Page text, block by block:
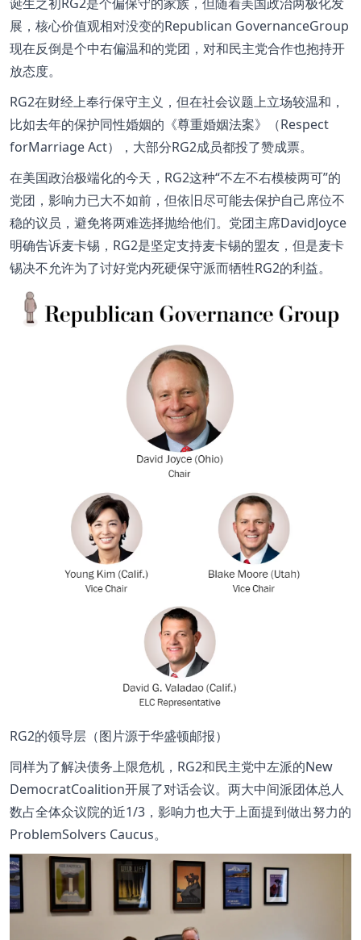
展，核心价值观相对没变的Republican GovernanceGroup
现在反倒是个中右偏温和的党团，对和民主党合作也抱持开
放态度。
RG2在财经上奉行保守主义，但在社会议题上立场较温和，
比如去年的保护同性婚姻的《尊重婚姻法案》（Respect
forMarriage Act），大部分RG2成员都投了赞成票。
在美国政治极端化的今天，RG2这种“不左不右模棱两可”的
党团，影响力已大不如前，但依旧尽可能去保护自己席位不
稳的议员，避免将两难选择抛给他们。党团主席DavidJoyce
明确告诉麦卡锡，RG2是坚定支持麦卡锡的盟友，但是麦卡
锡决不允许为了讨好党内死硬保守派而牺牲RG2的利益。
RG2的领导层（图片源于华盛顿邮报）
同样为了解决债务上限危机，RG2和民主党中左派的New
DemocratCoalition开展了对话会议。两大中间派团体总人
数占全体众议院的近1/3，影响力也大于上面提到做出努力的
ProblemSolvers Caucus。